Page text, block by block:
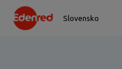
Slovensko